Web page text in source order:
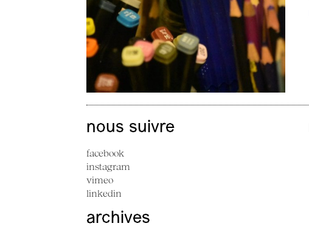
nous suivre
facebook
instagram
vimeo
linkedin
archives